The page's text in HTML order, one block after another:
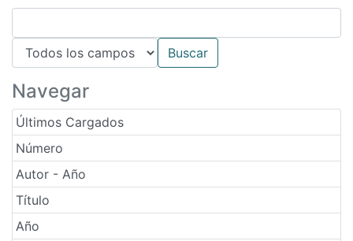
Navegar
Últimos Cargados
Número
Autor - Año
Título
Año